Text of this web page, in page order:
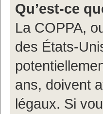
Qu’est-ce
La COPPA,
des États-
ans, doivent
légaux. Si